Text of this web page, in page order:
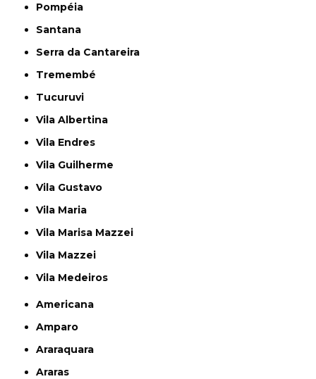
Pompéia
Santana
Serra da Cantareira
Tremembé
Tucuruvi
Vila Albertina
Vila Endres
Vila Guilherme
Vila Gustavo
Vila Maria
Vila Marisa Mazzei
Vila Mazzei
Vila Medeiros
Americana
Amparo
Araraquara
Araras